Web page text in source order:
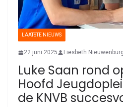
LAATSTE NIEUWS
22 juni 2025 Liesbeth Nieuwenburg
Luke Saan rond
Hoofd
de KNVB